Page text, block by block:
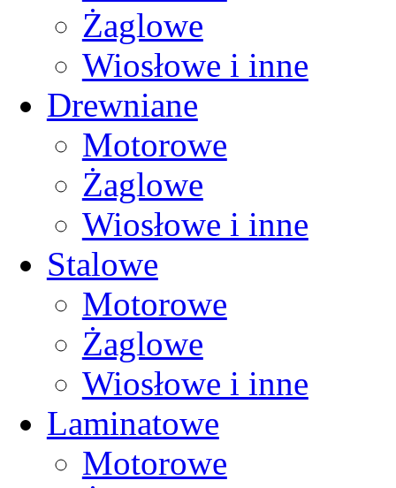
Żaglowe
Wiosłowe i inne
Drewniane
Motorowe
Żaglowe
Wiosłowe i inne
Stalowe
Motorowe
Żaglowe
Wiosłowe i inne
Laminatowe
Motorowe